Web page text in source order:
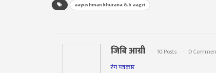
aayushman khurana G.b aagri
जिबि आग्री 10 Posts 0
रंग पत्रकार